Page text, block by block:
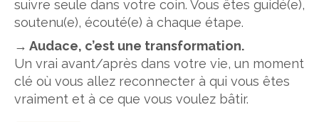
suivre seule dans votre coin. Vous êtes guidé(e),
soutenu(e), écouté(e) à chaque étape.
→ Audace, c’est une transformation.
Un vrai avant/après dans votre vie, un moment
clé où vous allez reconnecter à qui vous êtes
vraiment et à ce que vous voulez bâtir.